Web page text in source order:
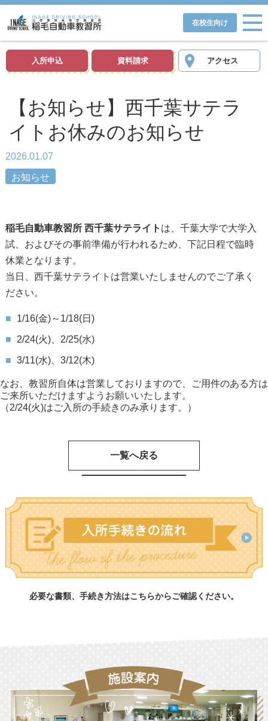
在校生向け
入所申込 資料請求 アクセス
【お知らせ】西千葉サテラ
イトお休みのお知らせ
2026.01.07
お知らせ
稲毛自動車教習所 西千葉サテライト は、千葉大学で大学入
試、およびその事前準備が行われるため、下記日程で臨時
休業となります。
当日、西千葉サテライトは営業いたしませんのでご了承く
ださい。
1/16(金)～1/18(日)
2/24(火)、2/25(水)
3/11(水)、3/12(木)
なお、教習所自体は営業しておりますので、ご用件のある方は
ご来所いただけますようお願いいたします。
（2/24(火)はご入所の手続きのみ承ります。）
一覧へ戻る
必要な書類、手続き方法はこちらからご確認ください。